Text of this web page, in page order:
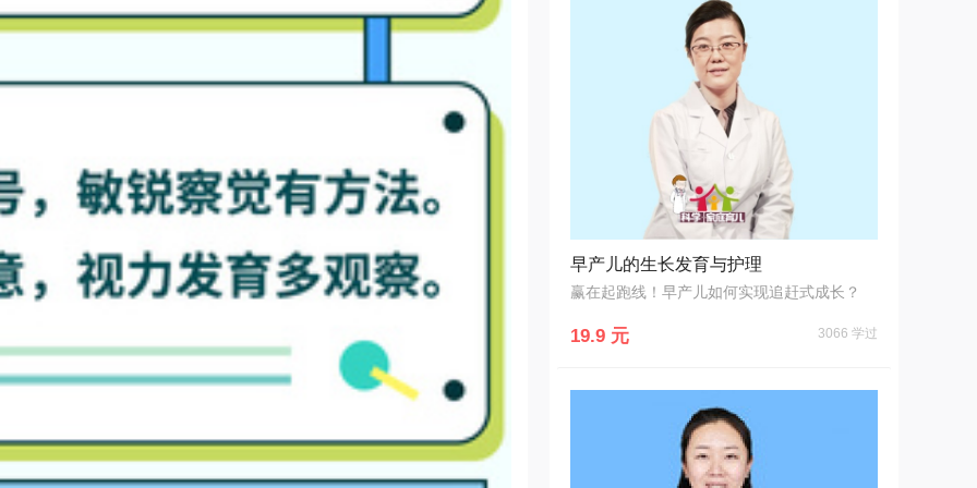
早产儿的生长发育与护理
赢在起跑线！早产儿如何实现追赶式成长？
19.9 元 3066 学过